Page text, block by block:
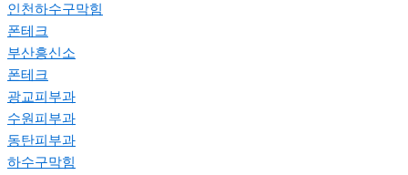
인천하수구막힘
폰테크
부산흥신소
폰테크
광교피부과
수원피부과
동탄피부과
하수구막힘